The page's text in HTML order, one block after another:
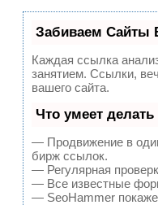
Забиваем Сайты
Каждая ссылка
занятием. Ссылки,
вашего сайта.
Что умеет делать
— Продвижение в
бирж ссылок.
— Регулярная
— Все известные
— SeoHammer